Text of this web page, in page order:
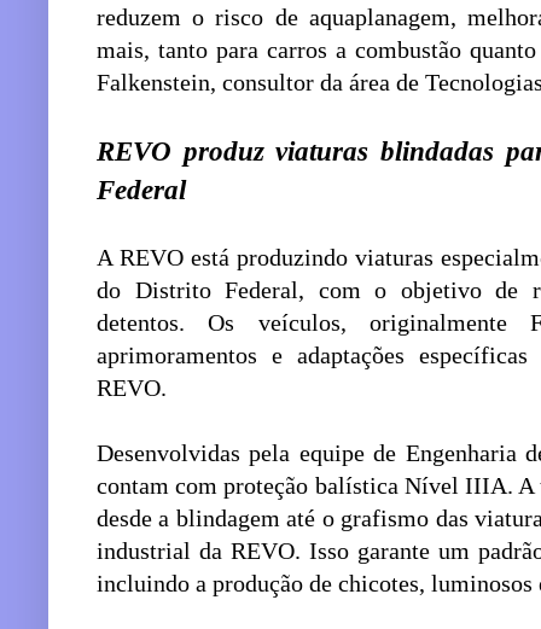
reduzem o risco de aquaplanagem,
mais, tanto para carros a combustão
Falkenstein, consultor da área de
REVO produz viaturas blindadas
Federal
A REVO está produzindo viaturas
do Distrito Federal, com o objetivo de
detentos. Os veículos, originalmente
aprimoramentos e adaptações
REVO.
Desenvolvidas pela equipe de Engenharia
contam com proteção balística Nível IIIA. A
desde a blindagem até o grafismo das
industrial da REVO. Isso garante um
incluindo a produção de chicotes, luminosos